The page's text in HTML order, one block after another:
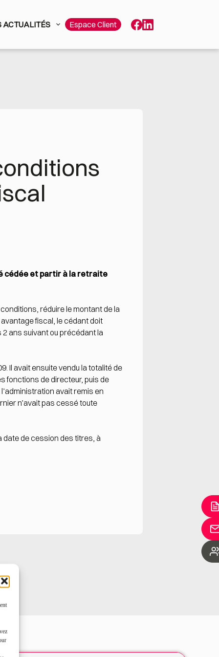
ACTUALITÉS Espace Client
cédée et partir à la retraite
réduire le montant de la
fiscal, le cédant doit
ans suivant ou précédant la
Il avait ensuite vendu la totalité de
fonctions de directeur, puis de
avait remis en
n’avait pas cessé toute
date de cession des titres, à